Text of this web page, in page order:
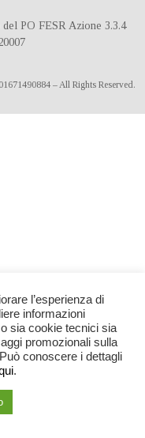
PO FESR Azione 3.3.4
– All Rights Reserved.
l’esperienza di
informazioni
sia cookie tecnici sia
promozionali sulla
conoscere i dettagli
.